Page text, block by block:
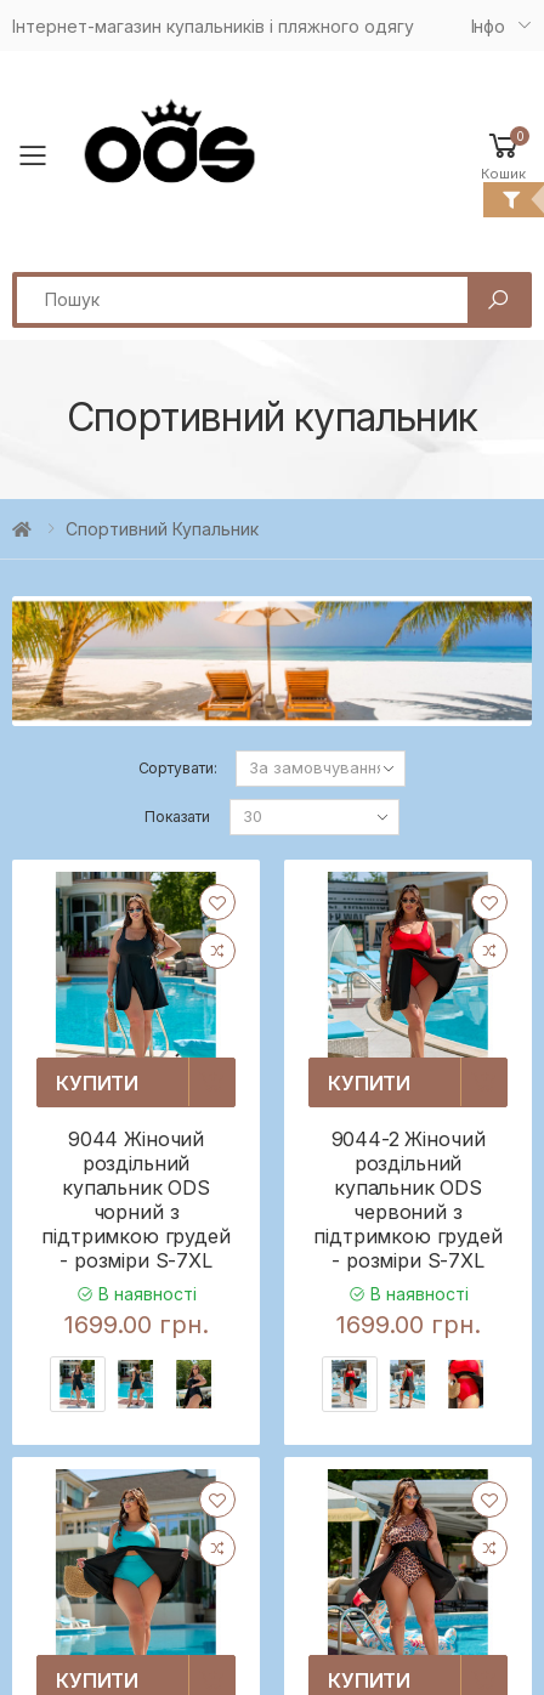
Інтернет-магазин купальників і пляжного одягу Iнфо
Toggle mobile menu
0
Кошик
Search
Спортивний купальник
Спортивний Купальник
Сортувати:
Показати
КУПИТИ
9044 Жіночий
роздільний
купальник ODS
чорний з
підтримкою грудей
- розміри S-7XL
В наявності
1699.00 грн.
КУПИТИ
9044-2 Жіночий
роздільний
купальник ODS
червоний з
підтримкою грудей
- розміри S-7XL
В наявності
1699.00 грн.
КУПИТИ КУПИТИ